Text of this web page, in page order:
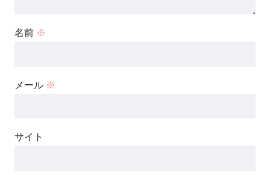
名前 ※
メール ※
サイト